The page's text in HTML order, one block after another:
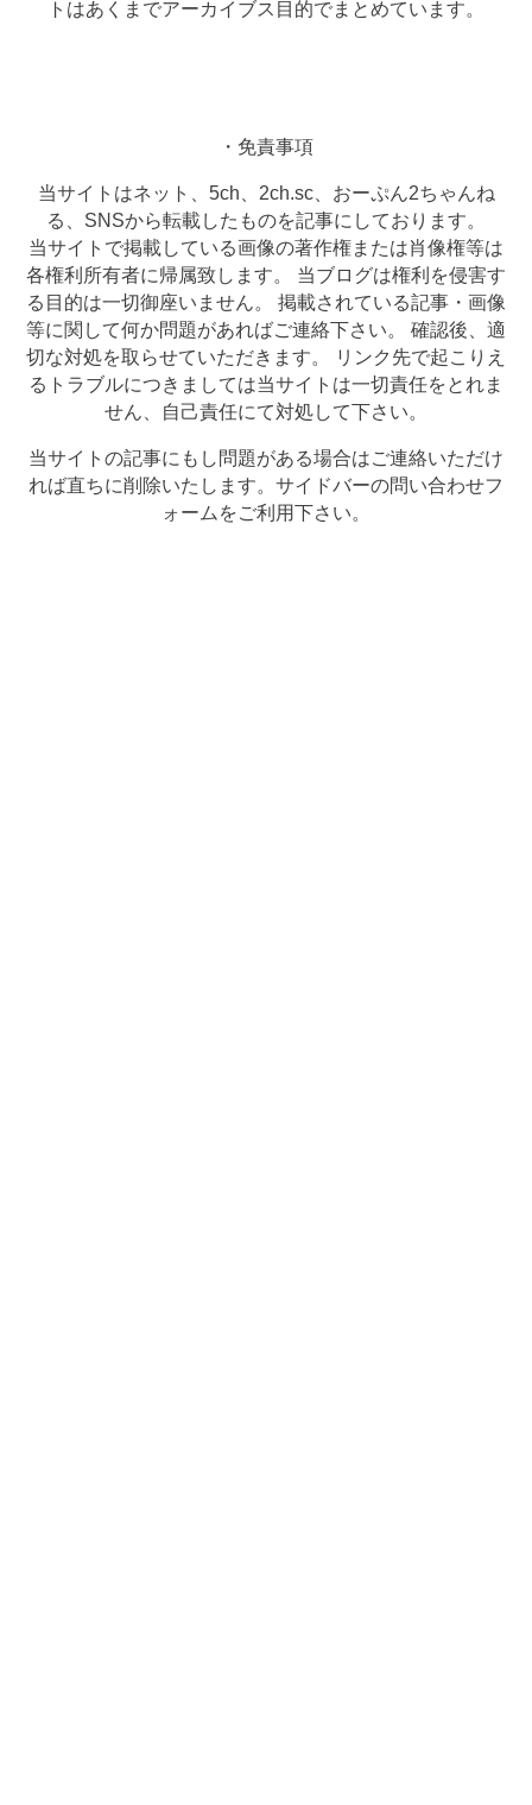
トはあくまでアーカイブス目的でまとめています。
・免責事項
当サイトはネット、5ch、2ch.sc、おーぷん2ちゃんね
る、SNSから転載したものを記事にしております。
当サイトで掲載している画像の著作権または肖像権等は
各権利所有者に帰属致します。 当ブログは権利を侵害す
る目的は一切御座いません。 掲載されている記事・画像
等に関して何か問題があればご連絡下さい。 確認後、適
切な対処を取らせていただきます。 リンク先で起こりえ
るトラブルにつきましては当サイトは一切責任をとれま
せん、自己責任にて対処して下さい。
当サイトの記事にもし問題がある場合はご連絡いただけ
れば直ちに削除いたします。サイドバーの問い合わせフ
ォームをご利用下さい。